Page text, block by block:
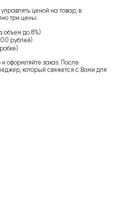
ценой на товар, в
три цены:
объем до 8%)
рублей)
оформляйте заказ. После
который свяжется с Вами для